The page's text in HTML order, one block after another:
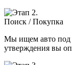
Поиск / Покупка
Мы ищем авто под
утверждения вы